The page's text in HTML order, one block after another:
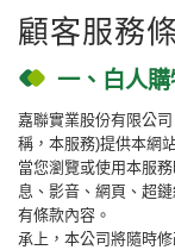
顧客服務
一、白人
嘉聯實業股份有限公
稱，本服務)提供本網
當您瀏覽或使用本服
息、影音、網頁、超
有條款內容。
承上，本公司將隨時